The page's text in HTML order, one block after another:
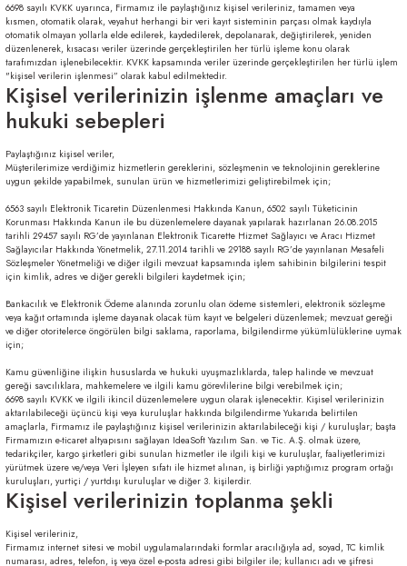
6698 sayılı KVKK uyarınca, Firmamız ile paylaştığınız kişisel verileriniz, tamamen veya
kısmen, otomatik olarak, veyahut herhangi bir veri kayıt sisteminin parçası olmak kaydıyla
otomatik olmayan yollarla elde edilerek, kaydedilerek, depolanarak, değiştirilerek, yeniden
düzenlenerek, kısacası veriler üzerinde gerçekleştirilen her türlü işleme konu olarak
tarafımızdan işlenebilecektir. KVKK kapsamında veriler üzerinde gerçekleştirilen her türlü işlem
"kişisel verilerin işlenmesi” olarak kabul edilmektedir.
Kişisel verilerinizin işlenme amaçları ve
hukuki sebepleri
Paylaştığınız kişisel veriler,
Müşterilerimize verdiğimiz hizmetlerin gereklerini, sözleşmenin ve teknolojinin gereklerine
uygun şekilde yapabilmek, sunulan ürün ve hizmetlerimizi geliştirebilmek için;
6563 sayılı Elektronik Ticaretin Düzenlenmesi Hakkında Kanun, 6502 sayılı Tüketicinin
Korunması Hakkında Kanun ile bu düzenlemelere dayanak yapılarak hazırlanan 26.08.2015
tarihli 29457 sayılı RG’de yayınlanan Elektronik Ticarette Hizmet Sağlayıcı ve Aracı Hizmet
Sağlayıcılar Hakkında Yönetmelik, 27.11.2014 tarihli ve 29188 sayılı RG’de yayınlanan Mesafeli
Sözleşmeler Yönetmeliği ve diğer ilgili mevzuat kapsamında işlem sahibinin bilgilerini tespit
için kimlik, adres ve diğer gerekli bilgileri kaydetmek için;
Bankacılık ve Elektronik Ödeme alanında zorunlu olan ödeme sistemleri, elektronik sözleşme
veya kağıt ortamında işleme dayanak olacak tüm kayıt ve belgeleri düzenlemek; mevzuat gereği
ve diğer otoritelerce öngörülen bilgi saklama, raporlama, bilgilendirme yükümlülüklerine uymak
için;
Kamu güvenliğine ilişkin hususlarda ve hukuki uyuşmazlıklarda, talep halinde ve mevzuat
gereği savcılıklara, mahkemelere ve ilgili kamu görevlilerine bilgi verebilmek için;
6698 sayılı KVKK ve ilgili ikincil düzenlemelere uygun olarak işlenecektir. Kişisel verilerinizin
aktarılabileceği üçüncü kişi veya kuruluşlar hakkında bilgilendirme Yukarıda belirtilen
amaçlarla, Firmamız ile paylaştığınız kişisel verilerinizin aktarılabileceği kişi / kuruluşlar; başta
Firmamızın e-ticaret altyapısını sağlayan IdeaSoft Yazılım San. ve Tic. A.Ş. olmak üzere,
tedarikçiler, kargo şirketleri gibi sunulan hizmetler ile ilgili kişi ve kuruluşlar, faaliyetlerimizi
yürütmek üzere ve/veya Veri İşleyen sıfatı ile hizmet alınan, iş birliği yaptığımız program ortağı
kuruluşları, yurtiçi / yurtdışı kuruluşlar ve diğer 3. kişilerdir.
Kişisel verilerinizin toplanma şekli
Kişisel verileriniz,
Firmamız internet sitesi ve mobil uygulamalarındaki formlar aracılığıyla ad, soyad, TC kimlik
numarası, adres, telefon, iş veya özel e-posta adresi gibi bilgiler ile; kullanıcı adı ve şifresi